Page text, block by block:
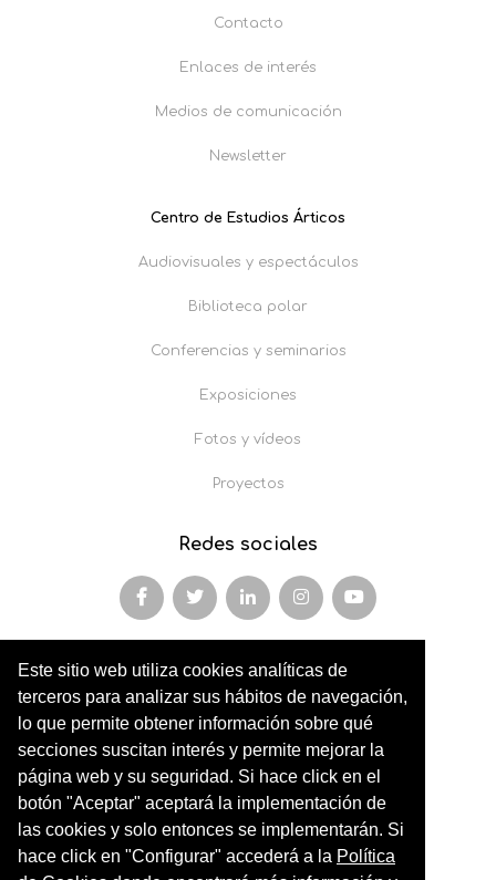
Este sitio web utiliza cookies analíticas de
terceros para analizar sus hábitos de navegación,
lo que permite obtener información sobre qué
secciones suscitan interés y permite mejorar la
página web y su seguridad. Si hace click en el
botón "Aceptar" aceptará la implementación de
las cookies y solo entonces se implementarán. Si
hace click en "Configurar" accederá a la Política
Contacto
Enlaces de interés
Medios de comunicación
Newsletter
Centro de Estudios Árticos
Audiovisuales y espectáculos
Biblioteca polar
Conferencias y seminarios
Exposiciones
Fotos y vídeos
Proyectos
Redes sociales
Miembro y colaborador de
AFOPA
Arqueonet
CER ARTIC
Institut de Cultures Americanes Antigues